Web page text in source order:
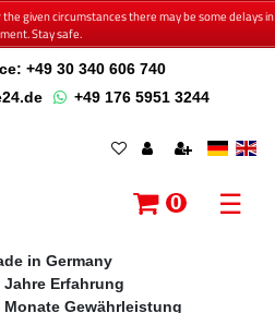
given circumstances there may be some delays in
Stay safe.
+49 30 340 606 740
+49 176 5951 3244
in Germany
Jahre Erfahrung
Monate Gewährleistung
0 ☰